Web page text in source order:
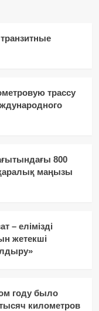
трассу
800
маңызы
– елімізді
жетекші
году было
километров